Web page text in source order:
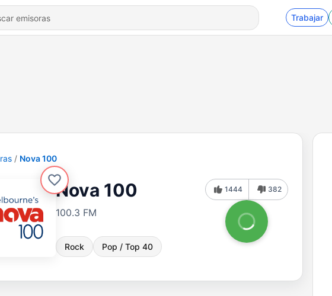
Trabajar
Nova 100
Nova 100
100.3 FM
Rock Pop / Top 40
1444 382